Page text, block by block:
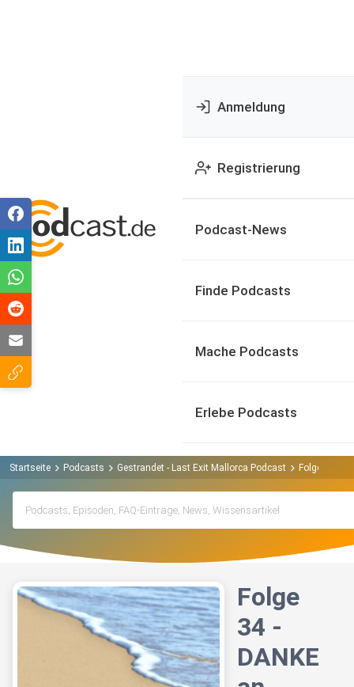
Anmeldung
Registrierung
Podcast-News
Finde Podcasts
Mache Podcasts
Erlebe Podcasts
Startseite Podcasts Gestrandet - Last Exit Mallorca Podcast Folge 34 -
Folge
34 -
DANKE